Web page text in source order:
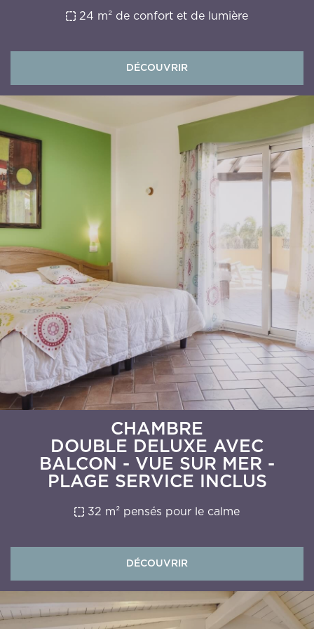
24 m² de confort et de lumière
DÉCOUVRIR
CHAMBRE
DOUBLE DELUXE AVEC
BALCON - VUE SUR MER -
PLAGE SERVICE INCLUS
32 m² pensés pour le calme
DÉCOUVRIR
confidentialité en vue de l'envoi de matériel
Inscrivez-moi à la newsletter !